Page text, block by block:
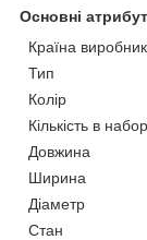
Основні
Країна виробник
Тип
Колір
Кількість в
Довжина
Ширина
Діаметр
Стан